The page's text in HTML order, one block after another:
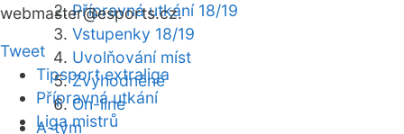
Přípravná utkání 18/19
Vstupenky 18/19
Uvolňování míst
Zvýhodněné
On-line
A-tým
webmaster@esports.cz.
Tweet
Tipsport extraliga
Přípravná utkání
Liga mistrů